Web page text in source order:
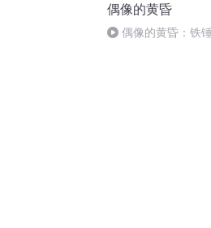
偶像的黄昏
偶像的黄昏：铁